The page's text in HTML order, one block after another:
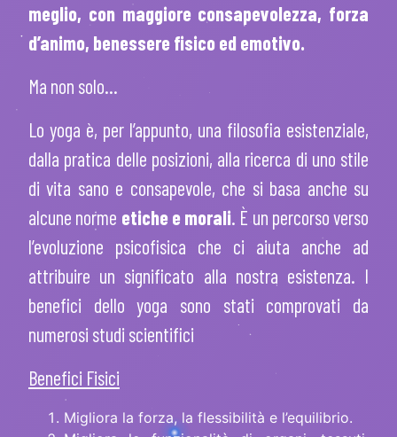
meglio, con maggiore consapevolezza, forza
d’animo, benessere fisico ed emotivo.
Ma non solo…
Lo yoga è, per l’appunto, una filosofia esistenziale,
dalla pratica delle posizioni, alla ricerca di uno stile
di vita sano e consapevole, che si basa anche su
alcune norme etiche e morali. È un percorso verso
l’evoluzione psicofisica che ci aiuta anche ad
attribuire un significato alla nostra esistenza. I
benefici dello yoga sono stati comprovati da
numerosi studi scientifici
Benefici Fisici
Migliora la forza, la flessibilità e l’equilibrio.